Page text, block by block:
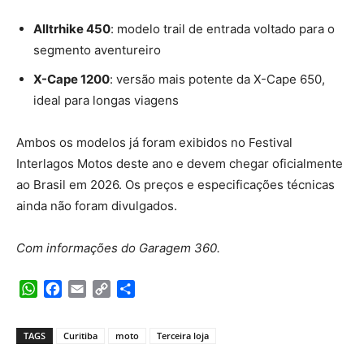
Alltrhike 450: modelo trail de entrada voltado para o
segmento aventureiro
X-Cape 1200: versão mais potente da X-Cape 650,
ideal para longas viagens
Ambos os modelos já foram exibidos no Festival
Interlagos Motos deste ano e devem chegar oficialmente
ao Brasil em 2026. Os preços e especificações técnicas
ainda não foram divulgados.
Com informações do Garagem 360.
WhatsApp
Facebook
Email Copy
TAGS Curitiba moto Terceira loja